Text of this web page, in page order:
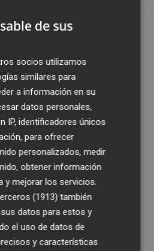
BASKETde sus
socios utilizamos
similares para
a información en su
datos personales,
IP, identificadores únicos
para ofrecer
personalizados, medir
obtener información
y mejorar los servicios.
(1913) también
datos para estos y
el uso de datos de
y características